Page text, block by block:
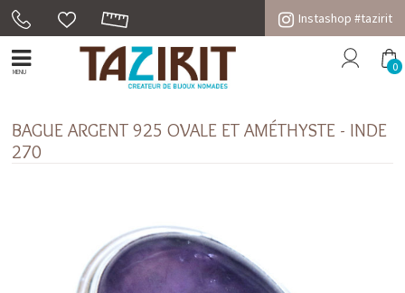
Instashop #tazirit
MENU 0
BAGUE ARGENT 925 OVALE ET AMÉTHYSTE - INDE
270